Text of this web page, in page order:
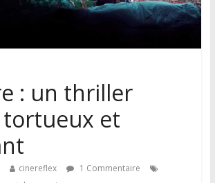
: un thriller
tortueux et
cinereflex
1 Commentaire